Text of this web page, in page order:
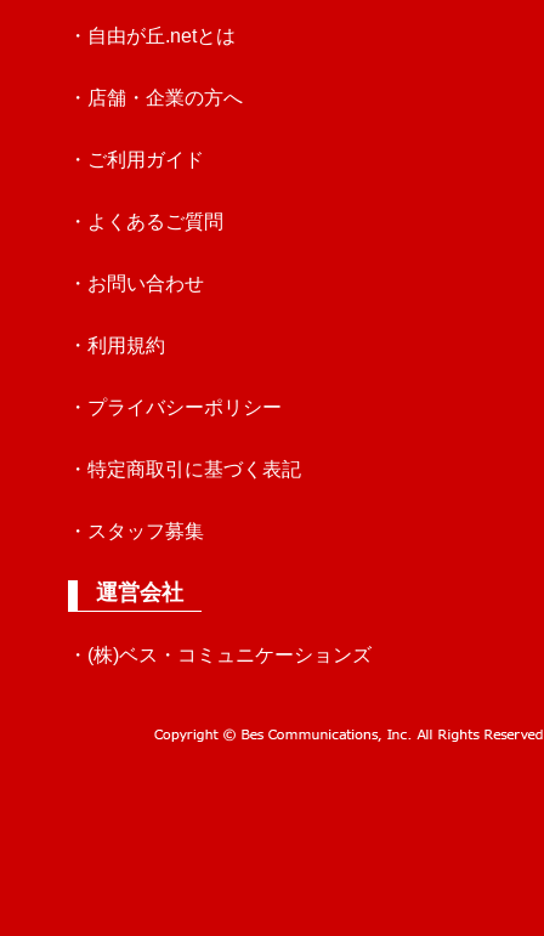
・自由が丘.netとは
・店舗・企業の方へ
・ご利用ガイド
・よくあるご質問
・お問い合わせ
・利用規約
・プライバシーポリシー
・特定商取引に基づく表記
・スタッフ募集
運営会社
・(株)ベス・コミュニケーションズ